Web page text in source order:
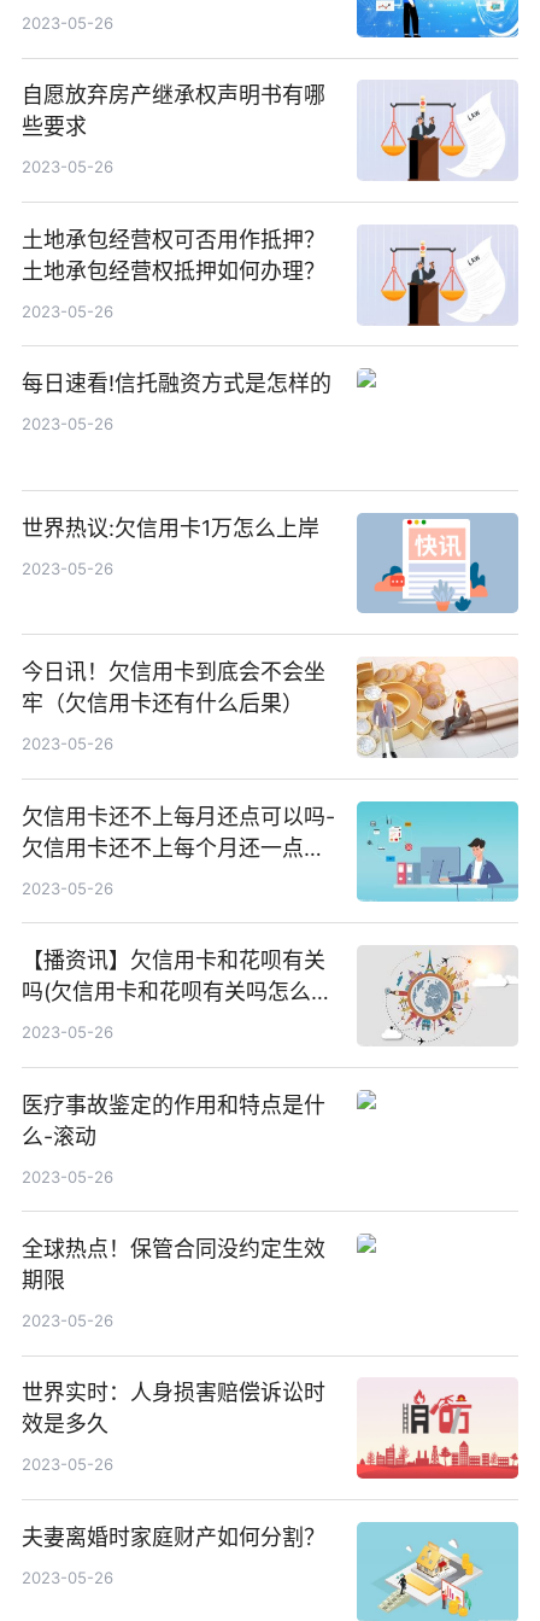
是什么？
2023-05-26
自愿放弃房产继承权声明书有哪
些要求
2023-05-26
土地承包经营权可否用作抵押？
土地承包经营权抵押如何办理？
2023-05-26
每日速看!信托融资方式是怎样的
2023-05-26
世界热议:欠信用卡1万怎么上岸
2023-05-26
今日讯！欠信用卡到底会不会坐
牢（欠信用卡还有什么后果）
2023-05-26
欠信用卡还不上每月还点可以吗-
欠信用卡还不上每个月还一点会
不会被起诉_每日速读
2023-05-26
【播资讯】欠信用卡和花呗有关
吗(欠信用卡和花呗有关吗怎么
办)
2023-05-26
医疗事故鉴定的作用和特点是什
么-滚动
2023-05-26
全球热点！保管合同没约定生效
期限
2023-05-26
世界实时：人身损害赔偿诉讼时
效是多久
2023-05-26
夫妻离婚时家庭财产如何分割？
2023-05-26